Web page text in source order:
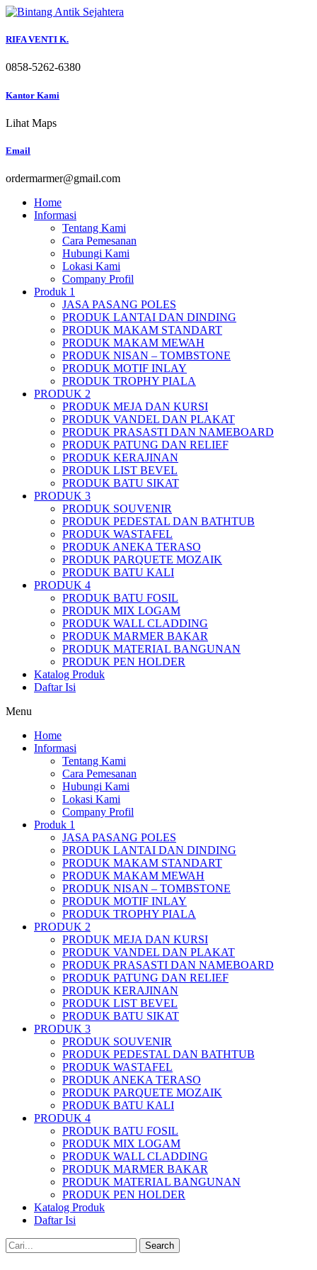
Skip
content
RIFA VENTI K.
0858-5262-6380
Kantor Kami
Lihat Maps
Email
ordermarmer@gmail.com
Home
Informasi
Tentang Kami
Cara Pemesanan
Hubungi Kami
Lokasi Kami
Company Profil
Produk 1
JASA PASANG POLES
PRODUK LANTAI DAN DINDING
PRODUK MAKAM STANDART
PRODUK MAKAM MEWAH
PRODUK NISAN – TOMBSTONE
PRODUK MOTIF INLAY
PRODUK TROPHY PIALA
PRODUK 2
PRODUK MEJA DAN KURSI
PRODUK VANDEL DAN PLAKAT
PRODUK PRASASTI DAN NAMEBOARD
PRODUK PATUNG DAN RELIEF
PRODUK KERAJINAN
PRODUK LIST BEVEL
PRODUK BATU SIKAT
PRODUK 3
PRODUK SOUVENIR
PRODUK PEDESTAL DAN BATHTUB
PRODUK WASTAFEL
PRODUK ANEKA TERASO
PRODUK PARQUETE MOZAIK
PRODUK BATU KALI
PRODUK 4
PRODUK BATU FOSIL
PRODUK MIX LOGAM
PRODUK WALL CLADDING
PRODUK MARMER BAKAR
PRODUK MATERIAL BANGUNAN
PRODUK PEN HOLDER
Katalog Produk
Daftar Isi
Menu
Home
Informasi
Tentang Kami
Cara Pemesanan
Hubungi Kami
Lokasi Kami
Company Profil
Produk 1
JASA PASANG POLES
PRODUK LANTAI DAN DINDING
PRODUK MAKAM STANDART
PRODUK MAKAM MEWAH
PRODUK NISAN – TOMBSTONE
PRODUK MOTIF INLAY
PRODUK TROPHY PIALA
PRODUK 2
PRODUK MEJA DAN KURSI
PRODUK VANDEL DAN PLAKAT
PRODUK PRASASTI DAN NAMEBOARD
PRODUK PATUNG DAN RELIEF
PRODUK KERAJINAN
PRODUK LIST BEVEL
PRODUK BATU SIKAT
PRODUK 3
PRODUK SOUVENIR
PRODUK PEDESTAL DAN BATHTUB
PRODUK WASTAFEL
PRODUK ANEKA TERASO
PRODUK PARQUETE MOZAIK
PRODUK BATU KALI
PRODUK 4
PRODUK BATU FOSIL
PRODUK MIX LOGAM
PRODUK WALL CLADDING
PRODUK MARMER BAKAR
PRODUK MATERIAL BANGUNAN
PRODUK PEN HOLDER
Katalog Produk
Daftar Isi
Search